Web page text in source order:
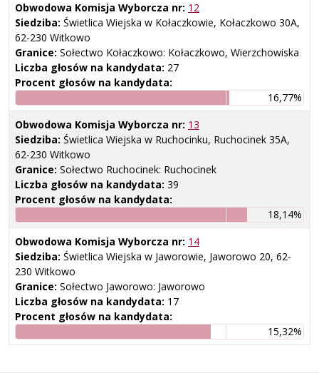
Obwodowa Komisja Wyborcza nr: 12
Siedziba: Świetlica Wiejska w Kołaczkowie, Kołaczkowo 30A,
62-230 Witkowo
Granice: Sołectwo Kołaczkowo: Kołaczkowo, Wierzchowiska
Liczba głosów na kandydata: 27
Procent głosów na kandydata:
16,77%
Obwodowa Komisja Wyborcza nr: 13
Siedziba: Świetlica Wiejska w Ruchocinku, Ruchocinek 35A,
62-230 Witkowo
Granice: Sołectwo Ruchocinek: Ruchocinek
Liczba głosów na kandydata: 39
Procent głosów na kandydata:
18,14%
Obwodowa Komisja Wyborcza nr: 14
Siedziba: Świetlica Wiejska w Jaworowie, Jaworowo 20, 62-
230 Witkowo
Granice: Sołectwo Jaworowo: Jaworowo
Liczba głosów na kandydata: 17
Procent głosów na kandydata:
15,32%